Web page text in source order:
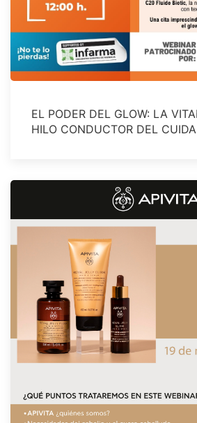
EL PODER DEL GLOW: LA
HILO CONDUCTOR DEL